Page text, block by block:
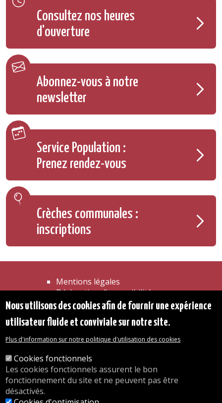
Consultez nos heures
d'ouverture
Abonnez-vous à notre
newsletter
Service Population :
Prenez rendez-vous
Crèches communales :
inscriptions
Mentions légales
Déclaration d'accessibilité
Transparence
Les services de l'administration
Organigramme
© 2026 Commune d'Auderghem
Rue Emile Idiers 12 - 1160 Auderghem
Tel. : 02/676.48.11.
Nous utilisons des cookies afin de fournir une expérience
utilisateur fluide et conviviale sur notre site.
Plus d'information sur notre politique d'utilisation des cookies
Cookies fonctionnels
Les cookies fonctionnels assurent le bon
fonctionnement du site et ne peuvent pas être
désactivés.